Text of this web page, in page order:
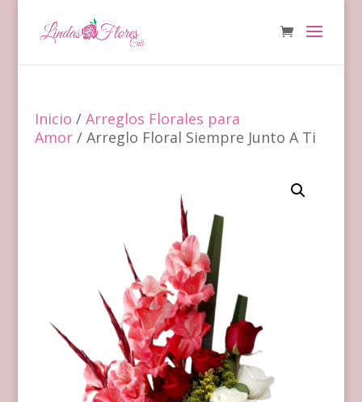
Inicio / Arreglos Florales para
Amor/ Arreglo Floral Siempre Junto A Ti